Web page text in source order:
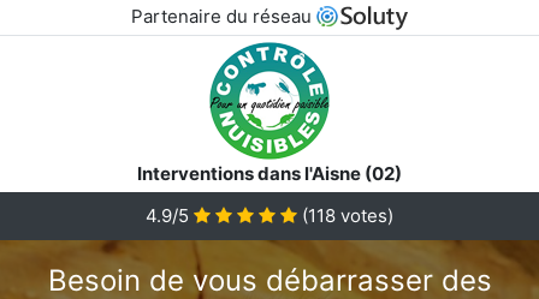
Partenaire du réseau
Interventions dans l'Aisne (02)
4.9/5 (118 votes)
Besoin de vous débarrasser des